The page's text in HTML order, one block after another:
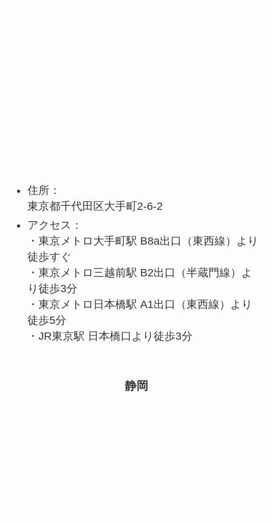
住所：
東京都千代田区大手町2-6-2
アクセス：
・東京メトロ大手町駅 B8a出口（東西線）より
徒歩すぐ
・東京メトロ三越前駅 B2出口（半蔵門線）よ
り徒歩3分
・東京メトロ日本橋駅 A1出口（東西線）より
徒歩5分
・JR東京駅 日本橋口より徒歩3分
静岡